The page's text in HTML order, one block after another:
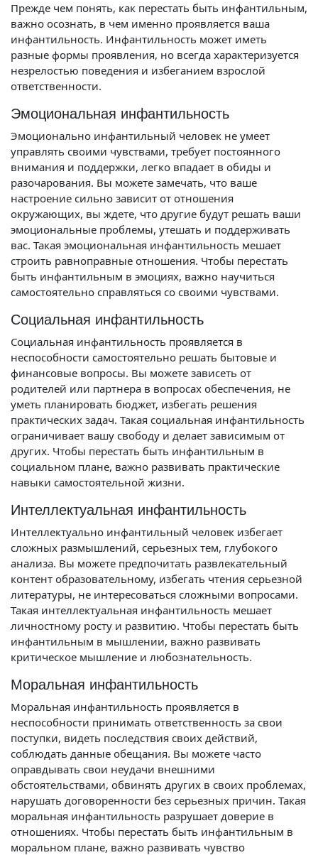
Прежде чем понять, как перестать быть инфантильным,
важно осознать, в чем именно проявляется ваша
инфантильность. Инфантильность может иметь
разные формы проявления, но всегда характеризуется
незрелостью поведения и избеганием взрослой
ответственности.
Эмоциональная инфантильность
Эмоционально инфантильный человек не умеет
управлять своими чувствами, требует постоянного
внимания и поддержки, легко впадает в обиды и
разочарования. Вы можете замечать, что ваше
настроение сильно зависит от отношения
окружающих, вы ждете, что другие будут решать ваши
эмоциональные проблемы, утешать и поддерживать
вас. Такая эмоциональная инфантильность мешает
строить равноправные отношения. Чтобы перестать
быть инфантильным в эмоциях, важно научиться
самостоятельно справляться со своими чувствами.
Социальная инфантильность
Социальная инфантильность проявляется в
неспособности самостоятельно решать бытовые и
финансовые вопросы. Вы можете зависеть от
родителей или партнера в вопросах обеспечения, не
уметь планировать бюджет, избегать решения
практических задач. Такая социальная инфантильность
ограничивает вашу свободу и делает зависимым от
других. Чтобы перестать быть инфантильным в
социальном плане, важно развивать практические
навыки самостоятельной жизни.
Интеллектуальная инфантильность
Интеллектуально инфантильный человек избегает
сложных размышлений, серьезных тем, глубокого
анализа. Вы можете предпочитать развлекательный
контент образовательному, избегать чтения серьезной
литературы, не интересоваться сложными вопросами.
Такая интеллектуальная инфантильность мешает
личностному росту и развитию. Чтобы перестать быть
инфантильным в мышлении, важно развивать
критическое мышление и любознательность.
Моральная инфантильность
Моральная инфантильность проявляется в
неспособности принимать ответственность за свои
поступки, видеть последствия своих действий,
соблюдать данные обещания. Вы можете часто
оправдывать свои неудачи внешними
обстоятельствами, обвинять других в своих проблемах,
нарушать договоренности без серьезных причин. Такая
моральная инфантильность разрушает доверие в
отношениях. Чтобы перестать быть инфантильным в
моральном плане, важно развивать чувство